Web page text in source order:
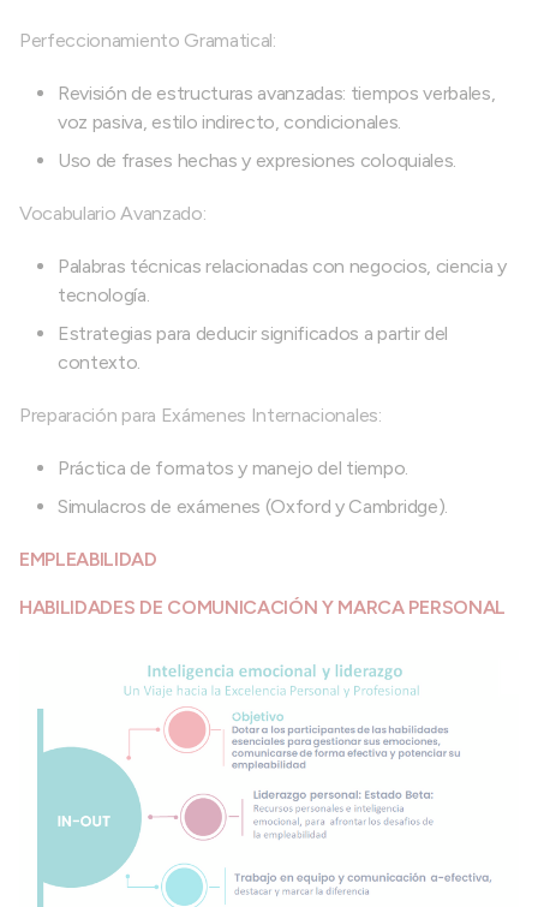
Perfeccionamiento Gramatical:
Revisión de estructuras avanzadas: tiempos verbales,
voz pasiva, estilo indirecto, condicionales.
Uso de frases hechas y expresiones coloquiales.
Vocabulario Avanzado:
Palabras técnicas relacionadas con negocios, ciencia y
tecnología.
Estrategias para deducir significados a partir del
contexto.
Preparación para Exámenes Internacionales:
Práctica de formatos y manejo del tiempo.
Simulacros de exámenes (Oxford y Cambridge).
EMPLEABILIDAD
HABILIDADES DE COMUNICACIÓN Y MARCA PERSONAL